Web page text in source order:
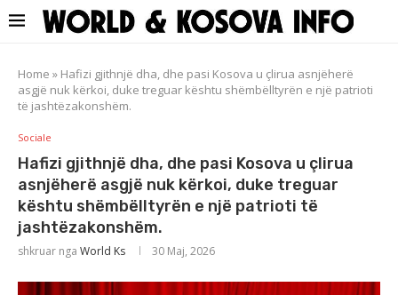
Home » Hafizi gjithnjë dha, dhe pasi Kosova u çlirua asnjëherë
asgjë nuk kërkoi, duke treguar kështu shëmbëlltyrën e një patrioti
të jashtëzakonshëm.
Sociale
Hafizi gjithnjë dha, dhe pasi Kosova u çlirua
asnjëherë asgjë nuk kërkoi, duke treguar
kështu shëmbëlltyrën e një patrioti të
jashtëzakonshëm.
shkruar nga World Ks 30 Maj, 2026